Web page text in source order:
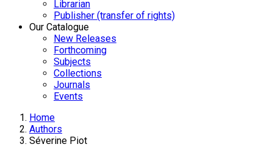
Librarian
Publisher (transfer of rights)
Our Catalogue
New Releases
Forthcoming
Subjects
Collections
Journals
Events
Home
Authors
Séverine Piot